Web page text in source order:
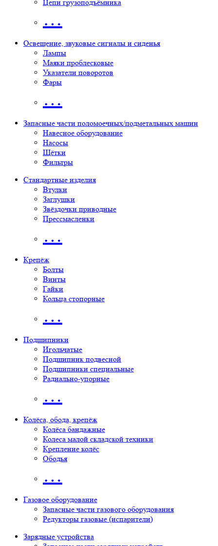
Цепи грузоподъёмника
…
Освещение, звуковые сигналы и сиденья
Лампы
Маяки проблесковые
Указатели поворотов
Фары
…
Запасные части поломоечных/подметальных машин
Навесное оборудование
Насосы
Щётки
Фильтры
Стандартные изделия
Втулки
Заглушки
Звёздочки приводные
Прессмасленки
…
Крепёж
Болты
Винты
Гайки
Кольца стопорные
…
Подшипники
Игольчатые
Подшипник подвесной
Подшипники специальные
Радиально-упорные
…
Колёса, обода, крепёж
Колёса бандажные
Колеса малой складской техники
Крепление колёс
Ободья
…
Газовое оборудование
Запасные части газового оборудования
Редукторы газовые (испарители)
Зарядные устройства